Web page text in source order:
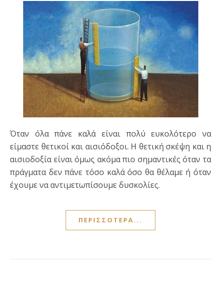
Όταν όλα πάνε καλά είναι πολύ ευκολότερο να
είμαστε θετικοί και αισιόδοξοι. Η θετική σκέψη και η
αισιοδοξία είναι όμως ακόμα πιο σημαντικές όταν τα
πράγματα δεν πάνε τόσο καλά όσο θα θέλαμε ή όταν
έχουμε να αντιμετωπίσουμε δυσκολίες.
ΠΕΡΙΣΣΌΤΕΡΑ...